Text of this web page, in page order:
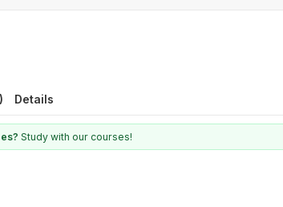
Details
Study with our courses!